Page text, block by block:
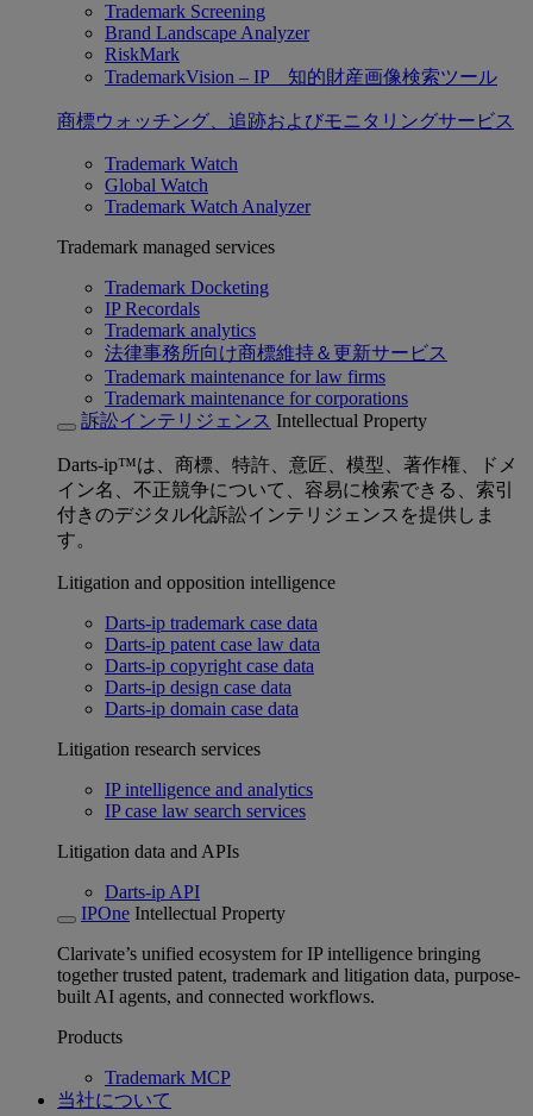
Trademark Screening
Brand Landscape Analyzer
RiskMark
TrademarkVision – IP 知的財産画像検索ツール
商標ウォッチング、追跡およびモニタリングサービス
Trademark Watch
Global Watch
Trademark Watch Analyzer
Trademark managed services
Trademark Docketing
IP Recordals
Trademark analytics
法律事務所向け商標維持＆更新サービス
Trademark maintenance for law firms
Trademark maintenance for corporations
訴訟インテリジェンス Intellectual Property
Darts-ip™は、商標、特許、意匠、模型、著作権、ドメ
イン名、不正競争について、容易に検索できる、索引
付きのデジタル化訴訟インテリジェンスを提供しま
す。
Litigation and opposition intelligence
Darts-ip trademark case data
Darts-ip patent case law data
Darts-ip copyright case data
Darts-ip design case data
Darts-ip domain case data
Litigation research services
IP intelligence and analytics
IP case law search services
Litigation data and APIs
Darts-ip API
IPOne Intellectual Property
Clarivate’s unified ecosystem for IP intelligence bringing
together trusted patent, trademark and litigation data, purpose-
built AI agents, and connected workflows.
Products
Trademark MCP
当社について